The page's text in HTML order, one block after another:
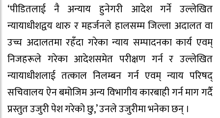
‘पीडितलाई नै अन्याय हुनेगरी आदेश गर्ने उल्लेखित
न्यायाधीशद्वय थारु र महर्जनले हालसम्म जिल्ला अदालत वा
उच्च अदालतमा रहँदा गरेका न्याय सम्पादनका कार्य एवम्
निजहरूले गरेका आदेशसमेत परीक्षण गर्न र उल्लेखित
न्यायाधीशलाई तत्काल निलम्बन गर्न एवम् न्याय परिषद्
सचिवालय ऐन बमोजिम अन्य विभागीय कारबाही गर्न माग गर्दै
प्रस्तुत उजुरी पेश गरेको छु,’ उनले उजुरीमा भनेका छन् ।